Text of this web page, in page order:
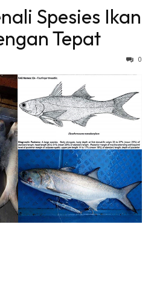
Spesies Ikan
Tepat
0